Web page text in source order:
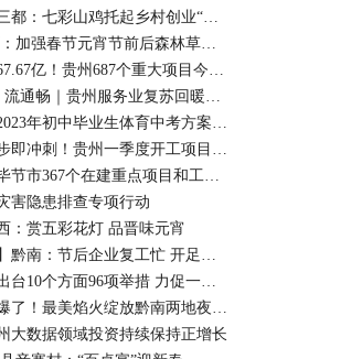
【独家焦点】三都：七彩山鸡托起乡村创业“致富梦”
天天快讯:山西：加强春节元宵节前后森林草原防火工作
天天头条：3767.67亿！贵州687个重大项目今日集中开工
烟火旺 客流涌 流通畅｜贵州服务业复苏回暖按下“快进键”
速递！遵义市2023年初中毕业生体育中考方案调整
全球观察：起步即冲刺！贵州一季度开工项目呈四个特点
环球快看点丨毕节市367个在建重点项目和工业企业复工复产
害隐患排查专项行动
：赏五彩花灯 品晋味元宵
【全球速看料】黔南：节后企业复工忙 开足马力忙生产
关注：贵州省出台10个方面96项举措 力促一季度经济开好局起好步
天天消息！美爆了！最美焰火绽放黔南两地夜空！
大数据领域投资持续保持正增长